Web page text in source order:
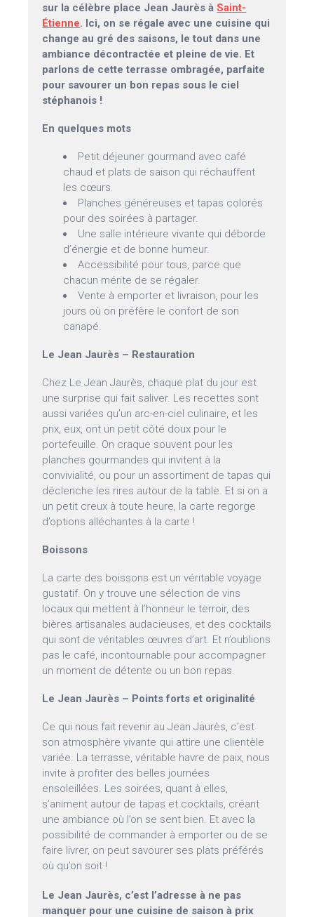
sur la célèbre place Jean Jaurès àSaint-
Étienne. Ici, on se régale avec une cuisine qui
change au gré des saisons, le tout dans une
ambiance décontractée et pleine de vie. Et
parlons de cette terrasse ombragée, parfaite
pour savourer un bon repas sous le ciel
stéphanois !
En quelques mots
Petit déjeuner gourmand avec café
chaud et plats de saison qui réchauffent
les cœurs.
Planches généreuses et tapas colorés
pour des soirées à partager.
Une salle intérieure vivante qui déborde
d’énergie et de bonne humeur.
Accessibilité pour tous, parce que
chacun mérite de se régaler.
Vente à emporter et livraison, pour les
jours où on préfère le confort de son
canapé.
Le Jean Jaurès – Restauration
Chez Le Jean Jaurès, chaque plat du jour est
une surprise qui fait saliver. Les recettes sont
aussi variées qu’un arc-en-ciel culinaire, et les
prix, eux, ont un petit côté doux pour le
portefeuille. On craque souvent pour les
planches gourmandes qui invitent à la
convivialité, ou pour un assortiment de tapas qui
déclenche les rires autour de la table. Et si on a
un petit creux à toute heure, la carte regorge
d’options alléchantes à la carte !
Boissons
La carte des boissons est un véritable voyage
gustatif. On y trouve une sélection de vins
locaux qui mettent à l’honneur le terroir, des
bières artisanales audacieuses, et des cocktails
qui sont de véritables œuvres d’art. Et n’oublions
pas le café, incontournable pour accompagner
un moment de détente ou un bon repas.
Le Jean Jaurès – Points forts et originalité
Ce qui nous fait revenir au Jean Jaurès, c’est
son atmosphère vivante qui attire une clientèle
variée. La terrasse, véritable havre de paix, nous
invite à profiter des belles journées
ensoleillées. Les soirées, quant à elles,
s’animent autour de tapas et cocktails, créant
une ambiance où l’on se sent bien. Et avec la
possibilité de commander à emporter ou de se
faire livrer, on peut savourer ses plats préférés
où qu’on soit !
Le Jean Jaurès, c’est l’adresse à ne pas
manquer pour une cuisine de saison à prix